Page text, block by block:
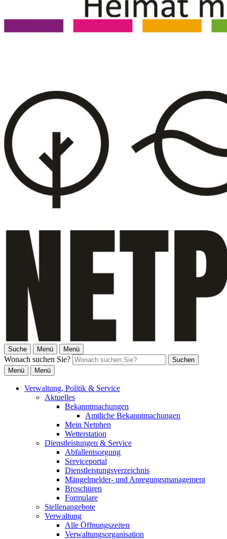
Suche Menü Menü
Wonach suchen Sie?
Suchen
Menü
Menü
Verwaltung, Politik & Service
Aktuelles
Bekanntmachungen
Amtliche Bekanntmachungen
Mein Netphen
Wetterstation
Dienstleistungen & Service
Abfallentsorgung
Serviceportal
Dienstleistungsverzeichnis
Mängelmelder- und Anregungsmanagement
Broschüren
Formulare
Stellenangebote
Verwaltung
Alle Öffnungszeiten
Verwaltungsorganisation